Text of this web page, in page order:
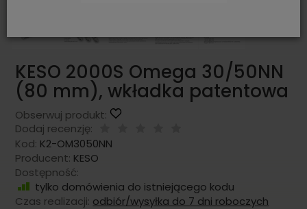
KESO 2000S Omega 30/50NN
(80 mm), wkładka patentowa
Obserwuj produkt:
Dodaj recenzję:
Kod: K2-OM3050NN
Producent: KESO
Dostępność:
tylko domówienia do istniejącego kodu
Czas realizacji: odbiór/wysyłka do 7 dni roboczych